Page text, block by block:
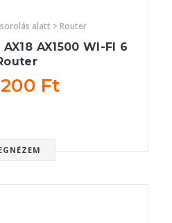
alatt > Router
AX1500 WI-FI 6
Ft